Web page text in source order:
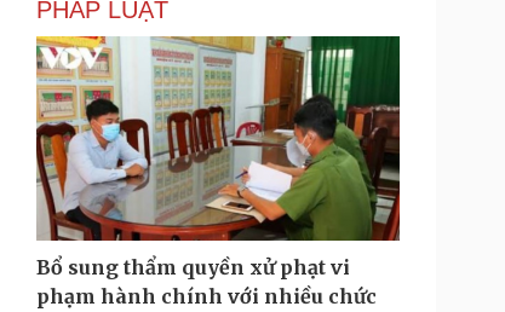
PHÁP LUẬT
Bổ sung thẩm quyền xử phạt vi
phạm hành chính với nhiều chức